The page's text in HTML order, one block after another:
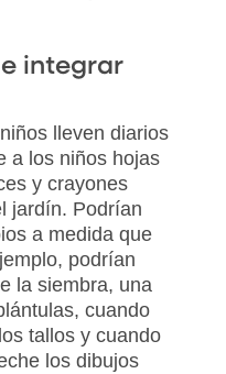
integrar
lleven diarios
a los niños hojas
y crayones
jardín. Podrían
a medida que
podrían
la siembra, una
cuando
tallos y cuando
los dibujos